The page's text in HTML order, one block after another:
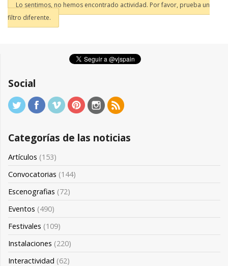
Lo sentimos, no hemos encontrado actividad. Por favor, prueba un
filtro diferente.
Social
Categorías de las noticias
Artículos (153)
Convocatorias (144)
Escenografias (72)
Eventos (490)
Festivales (109)
Instalaciones (220)
Interactividad (62)